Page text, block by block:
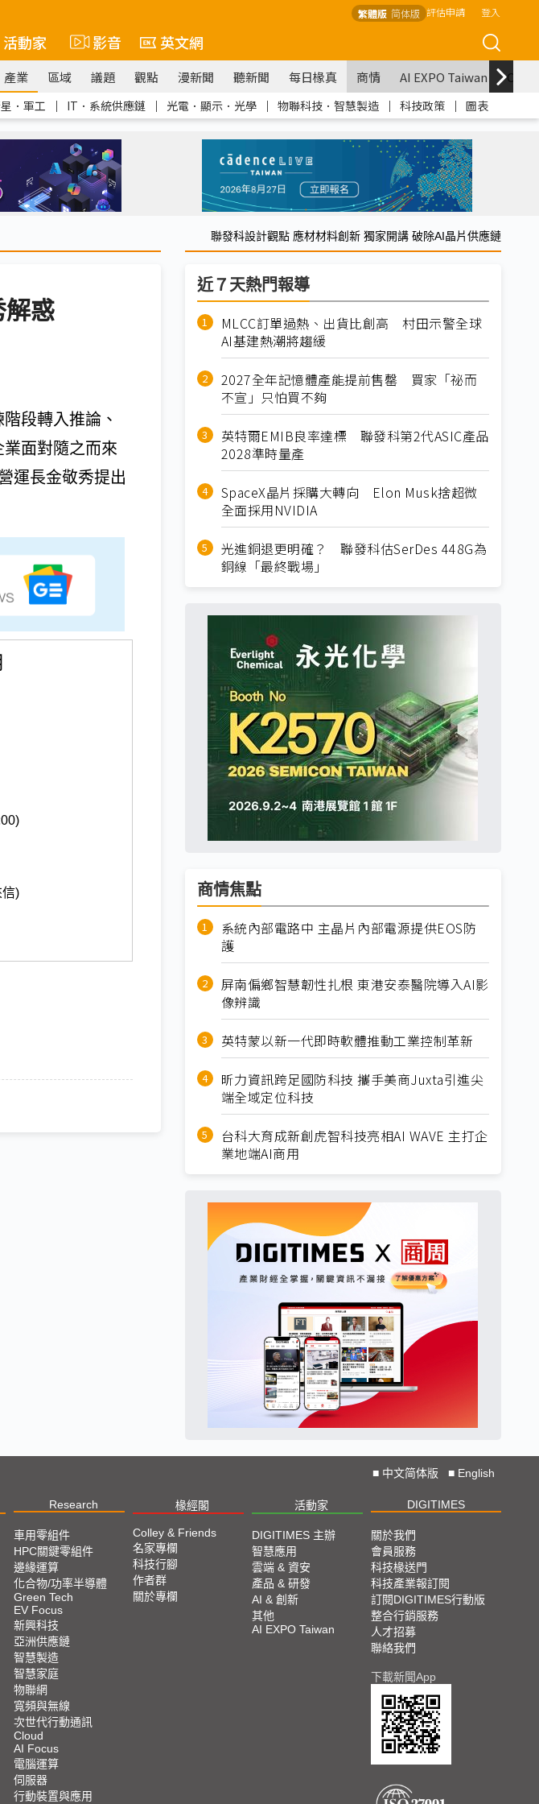
繁體版 简体版 評估申請 登入
活動家 影音 英文網
產業 區域 議題 觀點 漫新聞 聽新聞 每日椽真 商情 AI EXPO Taiwan
．軍工 ｜ IT．系統供應鏈 ｜ 光電．顯示．光學 ｜ 物聯科技．智慧製造 ｜ 科技政策 ｜ 圖表
聯發科設計觀點 應材材料創新 獨家開講 破除AI晶片供應鏈
解惑
段轉入推論、
面對隨之而來
運長金敬秀提出
)
近７天熱門報導
MLCC訂單過熱、出貨比創高 村田示警全球
AI基建熱潮將趨緩
2027全年記憶體產能提前售罄 買家「祕而
不宣」只怕買不夠
英特爾EMIB良率達標 聯發科第2代ASIC產品
2028準時量產
SpaceX晶片採購大轉向 Elon Musk捨超微
全面採用NVIDIA
光進銅退更明確？ 聯發科估SerDes 448G為
銅線「最終戰場」
商情焦點
系統內部電路中 主晶片內部電源提供EOS防
護
屏南偏鄉智慧韌性扎根 東港安泰醫院導入AI影
像辨識
英特蒙以新一代即時軟體推動工業控制革新
昕力資訊跨足國防科技 攜手美商Juxta引進尖
端全域定位科技
台科大育成新創虎智科技亮相AI WAVE 主打企
業地端AI商用
■ 中文简体版 ■ English
Research 椽經閣 活動家 DIGITIMES
車用零組件
HPC關鍵零組件
邊緣運算
化合物/功率半導體
Green Tech
EV Focus
新興科技
亞洲供應鏈
智慧製造
智慧家庭
物聯網
寬頻與無線
次世代行動通訊
Cloud
AI Focus
電腦運算
伺服器
行動裝置與應用
Colley & Friends
名家專欄
科技行腳
作者群
關於專欄
DIGITIMES 主辦
智慧應用
雲端 & 資安
產品 & 研發
AI & 創新
其他
AI EXPO Taiwan
關於我們
會員服務
科技椽送門
科技產業報訂閱
訂閱DIGITIMES行動版
整合行銷服務
人才招募
聯絡我們
下載新聞App